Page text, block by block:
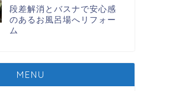
段差解消とバスナで安心感
のあるお風呂場へリフォー
ム
MENU